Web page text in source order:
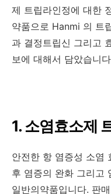
제 트립라인정에 대한
약품으로 Hanmi 의 트
과 결정트립신 그리고
보에 대해서 담았습니
1. 소염효소제
안전한 항 염증성 소염
후 염증의 완화 그리고
일반의약품입니다. 판